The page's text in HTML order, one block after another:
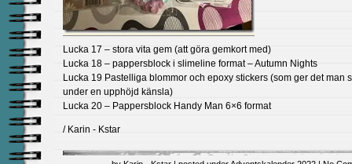
Lucka 17 – stora vita gem (att göra gemkort med)
Lucka 18 – pappersblock i slimeline format – Autumn Nights
Lucka 19 Pastelliga blommor och epoxy stickers (som ger det man
under en upphöjd känsla)
Lucka 20 – Pappersblock Handy Man 6×6 format
/ Karin - Kstar